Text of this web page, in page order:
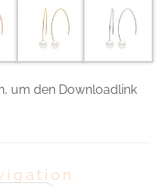
um den Downloadlink